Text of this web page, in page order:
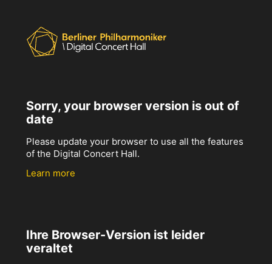
Sorry, your browser version is out of
date
Please update your browser to use all the features
of the Digital Concert Hall.
Learn more
Ihre Browser-Version ist leider
veraltet